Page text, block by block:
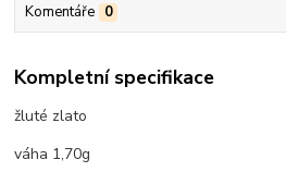
Komentáře 0
Kompletní specifikace
žluté zlato
váha 1,70g